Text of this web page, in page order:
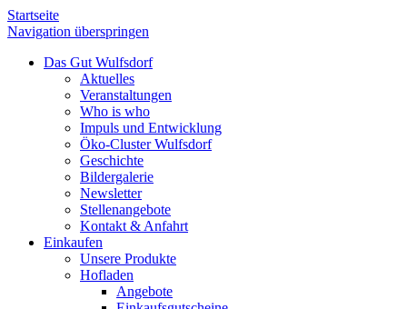
Startseite
Navigation überspringen
Das Gut Wulfsdorf
Aktuelles
Veranstaltungen
Who is who
Impuls und Entwicklung
Öko-Cluster Wulfsdorf
Geschichte
Bildergalerie
Newsletter
Stellenangebote
Kontakt & Anfahrt
Einkaufen
Unsere Produkte
Hofladen
Angebote